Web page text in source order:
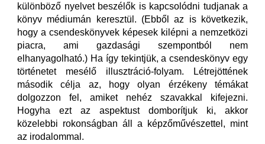
különböző nyelvet beszélők is kapcsolódni tudjanak a
könyv médiumán keresztül. (Ebből az is következik,
hogy a csendeskönyvek képesek kilépni a nemzetközi
piacra, ami gazdasági szempontból nem
elhanyagolható.) Ha így tekintjük, a csendeskönyv egy
történetet mesélő illusztráció-folyam. Létrejöttének
második célja az, hogy olyan érzékeny témákat
dolgozzon fel, amiket nehéz szavakkal kifejezni.
Hogyha ezt az aspektust domborítjuk ki, akkor
közelebbi rokonságban áll a képzőművészettel, mint
az irodalommal.